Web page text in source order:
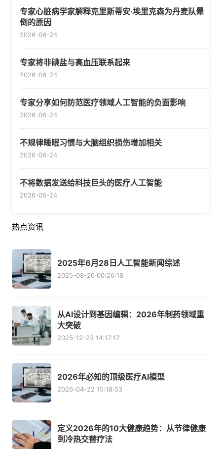
专家心脏病学家解释克里斯蒂安·埃里克森为丹麦队晕
倒的原因
2026-06-24
专家将非碘盐与高血压联系起来
2026-06-24
专家分享如何防范医疗领域人工智能的负面影响
2026-06-24
不规律睡眠习惯与大脑组织损伤增加相关
2026-06-24
不将数据发送给科技巨头的医疗人工智能
2026-06-24
热点资讯
2025年6月28日人工智能新闻综述
2025-08-26 00:26:18
从AI设计到基因编辑：2026年制药领域重
大突破
2025-12-23 14:17:17
2026年必知的顶级医疗AI模型
2026-04-22 15:18:53
定义2026年的10大健康趋势：从节律健康
到冷热交替疗法